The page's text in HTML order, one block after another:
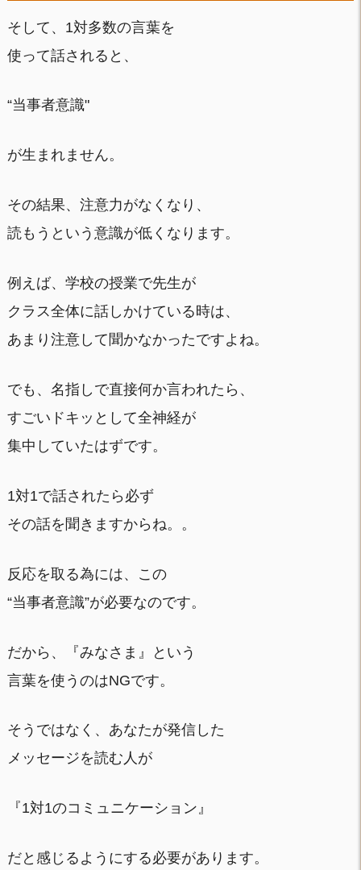
そして、1対多数の言葉を
使って話されると、
“当事者意識"
が生まれません。
その結果、注意力がなくなり、
読もうという意識が低くなります。
例えば、学校の授業で先生が
クラス全体に話しかけている時は、
あまり注意して聞かなかったですよね。
でも、名指しで直接何か言われたら、
すごいドキッとして全神経が
集中していたはずです。
1対1で話されたら必ず
その話を聞きますからね。。
反応を取る為には、この
“当事者意識”が必要なのです。
だから、『みなさま』という
言葉を使うのはNGです。
そうではなく、あなたが発信した
メッセージを読む人が
『1対1のコミュニケーション』
だと感じるようにする必要があります。